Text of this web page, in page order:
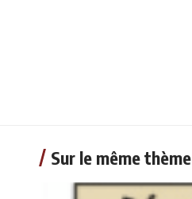
Sur le même thème